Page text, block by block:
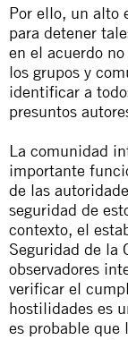
Por ello, un alto
para detener
en el acuerdo
los grupos y
identificar a
presuntos
La comunidad
importante
de las
seguridad de
contexto, el
Seguridad de la
observadores
verificar el
hostilidades es
es probable que